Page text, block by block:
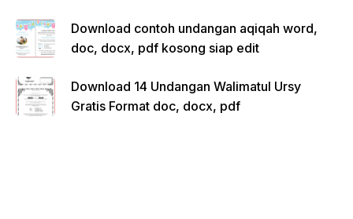
Download contoh undangan aqiqah word,
doc, docx, pdf kosong siap edit
Download 14 Undangan Walimatul Ursy
Gratis Format doc, docx, pdf